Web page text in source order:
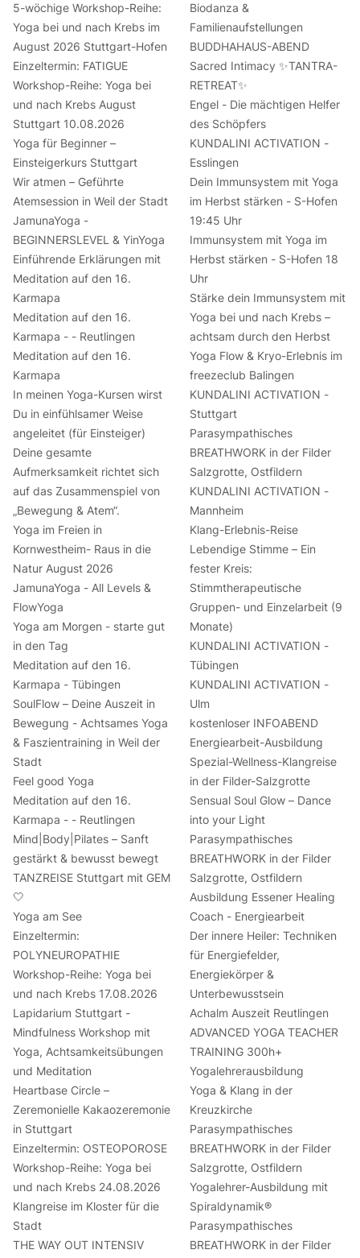
5-wöchige Workshop-Reihe:
Yoga bei und nach Krebs im
August 2026 Stuttgart-Hofen
Einzeltermin: FATIGUE
Workshop-Reihe: Yoga bei
und nach Krebs August
Stuttgart 10.08.2026
Yoga für Beginner –
Einsteigerkurs Stuttgart
Wir atmen – Geführte
Atemsession in Weil der Stadt
JamunaYoga -
BEGINNERSLEVEL & YinYoga
Einführende Erklärungen mit
Meditation auf den 16.
Karmapa
Meditation auf den 16.
Karmapa - - Reutlingen
Meditation auf den 16.
Karmapa
In meinen Yoga-Kursen wirst
Du in einfühlsamer Weise
angeleitet (für Einsteiger)
Deine gesamte
Aufmerksamkeit richtet sich
auf das Zusammenspiel von
„Bewegung & Atem“.
Yoga im Freien in
Kornwestheim- Raus in die
Natur August 2026
JamunaYoga - All Levels &
FlowYoga
Yoga am Morgen - starte gut
in den Tag
Meditation auf den 16.
Karmapa - Tübingen
SoulFlow – Deine Auszeit in
Bewegung - Achtsames Yoga
& Faszientraining in Weil der
Stadt
Feel good Yoga
Meditation auf den 16.
Karmapa - - Reutlingen
Mind|Body|Pilates – Sanft
gestärkt & bewusst bewegt
TANZREISE Stuttgart mit GEM
🤍
Yoga am See
Einzeltermin:
POLYNEUROPATHIE
Workshop-Reihe: Yoga bei
und nach Krebs 17.08.2026
Lapidarium Stuttgart -
Mindfulness Workshop mit
Yoga, Achtsamkeitsübungen
und Meditation
Heartbase Circle –
Zeremonielle Kakaozeremonie
in Stuttgart
Einzeltermin: OSTEOPOROSE
Workshop-Reihe: Yoga bei
und nach Krebs 24.08.2026
Klangreise im Kloster für die
Stadt
THE WAY OUT INTENSIV
Biodanza &
Familienaufstellungen
BUDDHAHAUS-ABEND
Sacred Intimacy ✨TANTRA-
RETREAT✨
Engel - Die mächtigen Helfer
des Schöpfers
KUNDALINI ACTIVATION -
Esslingen
Dein Immunsystem mit Yoga
im Herbst stärken - S-Hofen
19:45 Uhr
Immunsystem mit Yoga im
Herbst stärken - S-Hofen 18
Uhr
Stärke dein Immunsystem mit
Yoga bei und nach Krebs –
achtsam durch den Herbst
Yoga Flow & Kryo-Erlebnis im
freezeclub Balingen
KUNDALINI ACTIVATION -
Stuttgart
Parasympathisches
BREATHWORK in der Filder
Salzgrotte, Ostfildern
KUNDALINI ACTIVATION -
Mannheim
Klang-Erlebnis-Reise
Lebendige Stimme – Ein
fester Kreis:
Stimmtherapeutische
Gruppen- und Einzelarbeit (9
Monate)
KUNDALINI ACTIVATION -
Tübingen
KUNDALINI ACTIVATION -
Ulm
kostenloser INFOABEND
Energiearbeit-Ausbildung
Spezial-Wellness-Klangreise
in der Filder-Salzgrotte
Sensual Soul Glow – Dance
into your Light
Parasympathisches
BREATHWORK in der Filder
Salzgrotte, Ostfildern
Ausbildung Essener Healing
Coach - Energiearbeit
Der innere Heiler: Techniken
für Energiefelder,
Energiekörper &
Unterbewusstsein
Achalm Auszeit Reutlingen
ADVANCED YOGA TEACHER
TRAINING 300h+
Yogalehrerausbildung
Yoga & Klang in der
Kreuzkirche
Parasympathisches
BREATHWORK in der Filder
Salzgrotte, Ostfildern
Yogalehrer-Ausbildung mit
Spiraldynamik®
Parasympathisches
BREATHWORK in der Filder